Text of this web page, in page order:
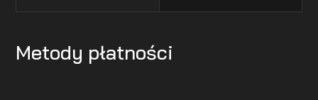
Metody płatności